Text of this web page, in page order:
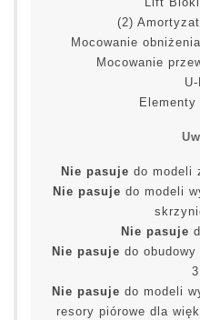
(2)
Mocowanie
Mocowanie
Elementy
Nie pasuje do modeli
Nie pasuje do modeli
Nie pasuje
Nie pasuje do
Nie pasuje do modeli
resory piórowe dla